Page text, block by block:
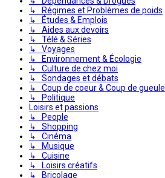
↳ Régimes et Problèmes de poids
↳ Études & Emplois
↳ Aides aux devoirs
↳ Télé & Séries
↳ Voyages
↳ Environnement & Écologie
↳ Culture de chez moi
↳ Sondages et débats
↳ Coup de coeur & Coup de gueule
↳ Politique
Loisirs et passions
↳ People
↳ Shopping
↳ Cinéma
↳ Musique
↳ Cuisine
↳ Loisirs créatifs
↳ Bricolage